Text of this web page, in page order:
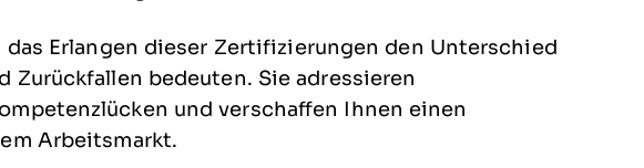
das Erlangen dieser Zertifizierungen den Unterschied
Zurückfallen bedeuten. Sie adressieren
und verschaffen Ihnen einen
Arbeitsmarkt.